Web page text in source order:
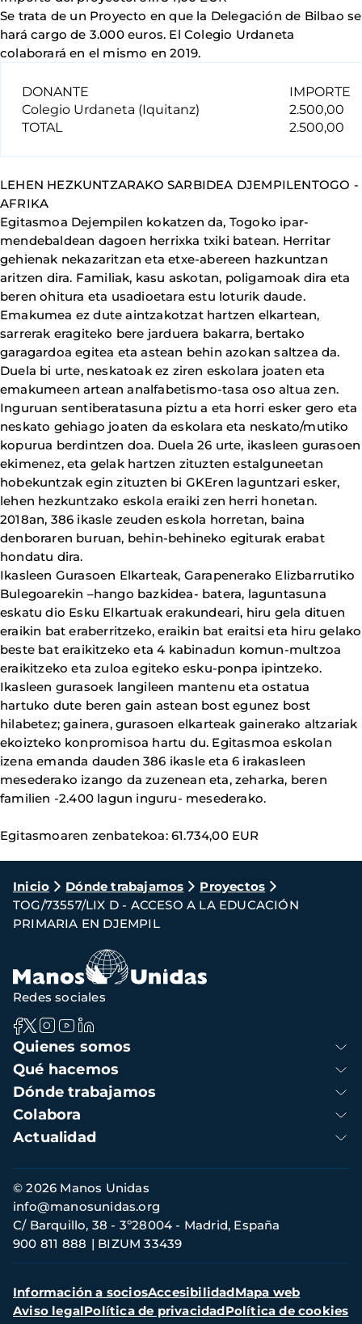
Se trata de un Proyecto en que la Delegación de Bilbao se
hará cargo de 3.000 euros. El Colegio Urdaneta
colaborará en el mismo en 2019.
DONANTE
IMPORTE
Colegio Urdaneta (Iquitanz)
2.500,00
TOTAL
2.500,00
LEHEN HEZKUNTZARAKO SARBIDEA DJEMPILENTOGO -
AFRIKA
Egitasmoa Dejempilen kokatzen da, Togoko ipar-
mendebaldean dagoen herrixka txiki batean. Herritar
gehienak nekazaritzan eta etxe-abereen hazkuntzan
aritzen dira. Familiak, kasu askotan, poligamoak dira eta
beren ohitura eta usadioetara estu loturik daude.
Emakumea ez dute aintzakotzat hartzen elkartean,
sarrerak eragiteko bere jarduera bakarra, bertako
garagardoa egitea eta astean behin azokan saltzea da.
Duela bi urte, neskatoak ez ziren eskolara joaten eta
emakumeen artean analfabetismo-tasa oso altua zen.
Inguruan sentiberatasuna piztu a eta horri esker gero eta
neskato gehiago joaten da eskolara eta neskato/mutiko
kopurua berdintzen doa. Duela 26 urte, ikasleen gurasoen
ekimenez, eta gelak hartzen zituzten estalguneetan
hobekuntzak egin zituzten bi GKEren laguntzari esker,
lehen hezkuntzako eskola eraiki zen herri honetan.
2018an, 386 ikasle zeuden eskola horretan, baina
denboraren buruan, behin-behineko egiturak erabat
hondatu dira.
Ikasleen Gurasoen Elkarteak, Garapenerako Elizbarrutiko
Bulegoarekin –hango bazkidea- batera, laguntasuna
eskatu dio Esku Elkartuak erakundeari, hiru gela dituen
eraikin bat eraberritzeko, eraikin bat eraitsi eta hiru gelako
beste bat eraikitzeko eta 4 kabinadun komun-multzoa
eraikitzeko eta zuloa egiteko esku-ponpa ipintzeko.
Ikasleen gurasoek langileen mantenu eta ostatua
hartuko dute beren gain astean bost egunez bost
hilabetez; gainera, gurasoen elkarteak gainerako altzariak
ekoizteko konpromisoa hartu du. Egitasmoa eskolan
izena emanda dauden 386 ikasle eta 6 irakasleen
mesederako izango da zuzenean eta, zeharka, beren
familien -2.400 lagun inguru- mesederako.
Egitasmoaren zenbatekoa: 61.734,00 EUR
Ruta
de
navegación
Inicio Dónde trabajamos
Proyectos
TOG/73557/LIX D - ACCESO A LA EDUCACIÓN
PRIMARIA EN DJEMPIL
Navegación
principal
Quienes somos
Qué hacemos
Dónde trabajamos
Colabora
Actualidad
Redes sociales
Información
de
contacto
© 2026 Manos Unidas
C/ Barquillo, 38 - 3º28004 - Madrid, España
900 811 888
BIZUM 33439
info@manosunidas.org
Menú
secundario
Información a sociosAccesibilidadMapa web
Aviso legalPolítica de privacidadPolítica de cookies